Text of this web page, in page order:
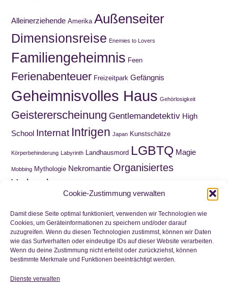
Cookie-Zustimmung verwalten
Damit diese Seite optimal funktioniert, verwenden wir Technologien wie
Cookies, um Geräteinformationen zu speichern und/oder darauf
zuzugreifen. Wenn du diesen Technologien zustimmst, können wir Daten
wie das Surfverhalten oder eindeutige IDs auf dieser Website verarbeiten.
Wenn du deine Zustimmung nicht erteilst oder zurückziehst, können
bestimmte Merkmale und Funktionen beeinträchtigt werden.
Dienste verwalten
Alleinerziehende Amerika Außenseiter
Dimensionsreise Enemies to Lovers
Familiengeheimnis Feen
Ferienabenteuer Freizeitpark Gefängnis
Geheimnisvolles Haus Gehörlosigkeit
Geistererscheinung Gentlemandetektiv High
School Internat Intrigen Japan Kunstschätze
Körperbehinderung Labyrinth Landhausmord LGBTQ Magie
Mobbing Mythologie Nekromantie Organisiertes
Verbrechen
Schatzsuche Schnitzeljagd Schottland
Schule Trauer Viktorianische Ära Wahnsinn
Waisenkind Wirtschaftskrise Wortwitz Zeitreise
Zwillinge
Nichts mehr verpassen